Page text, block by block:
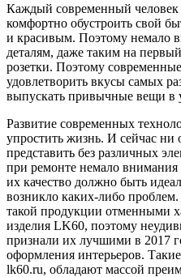
Каждый современный человек
комфортно обустроить свой
и красивым. Поэтому немало
деталям, даже таким на
розетки. Поэтому
удовлетворить вкусы самых
выпускать привычные вещи в
Развитие современных
упростить жизнь. И сейчас
представить без различных
при ремонте немало внимания
их качество должно быть
возникло каких-либо
такой продукции отменными
изделия LK60, поэтому
признали их лучшими в 2017
оформления интерьеров.
lk60.ru, обладают массой